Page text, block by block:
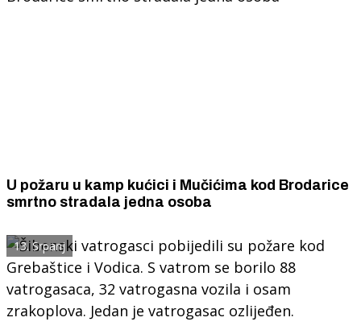
U požaru u kamp kućici i Mučićima kod Brodarice
smrtno stradala jedna osoba
13. Srpanj